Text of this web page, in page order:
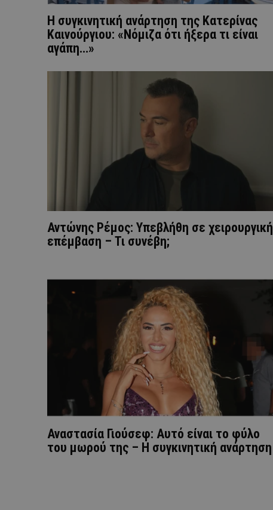
H συγκινητική ανάρτηση της Κατερίνας
Καινούργιου: «Νόμιζα ότι ήξερα τι είναι
αγάπη…»
Αντώνης Ρέμος: Yπεβλήθη σε χειρουργική
επέμβαση – Τι συνέβη;
Αναστασία Γιούσεφ: Αυτό είναι το φύλο
του μωρού της – Η συγκινητική ανάρτηση